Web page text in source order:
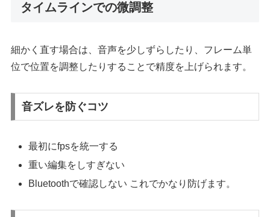
タイムラインでの微調整
細かく直す場合は、音声を少しずらしたり、フレーム単
位で位置を調整したりすることで精度を上げられます。
音ズレを防ぐコツ
最初にfpsを統一する
重い編集をしすぎない
Bluetoothで確認しない これでかなり防げます。